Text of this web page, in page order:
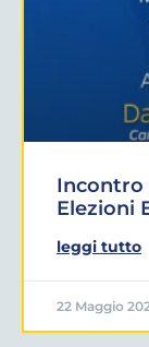
Incontro
Elezioni
leggi tutto
22 Maggio